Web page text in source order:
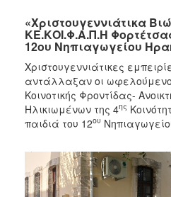
2022
2021
2020
2019
2018
2016
2015
«Xριστουγεννιάτικα
ΚΕ.ΚΟΙ.Φ.Α.Π.Η
12ου Νηπιαγωγείου
Χριστουγεννιάτικες
αντάλλαξαν οι
Κοινοτικής Φροντίδας-
Ηλικιωμένων της 4ης
παιδιά του 12ου